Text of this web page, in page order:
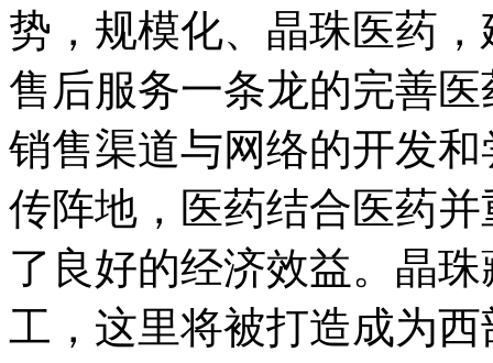
势，规模化、晶珠医药
售后服务一条龙的完善
销售渠道与网络的开发
传阵地，医药结合医药
了良好的经济效益。晶
工，这里将被打造成为